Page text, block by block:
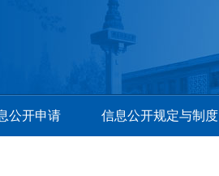
公开申请 信息公开规定与制度